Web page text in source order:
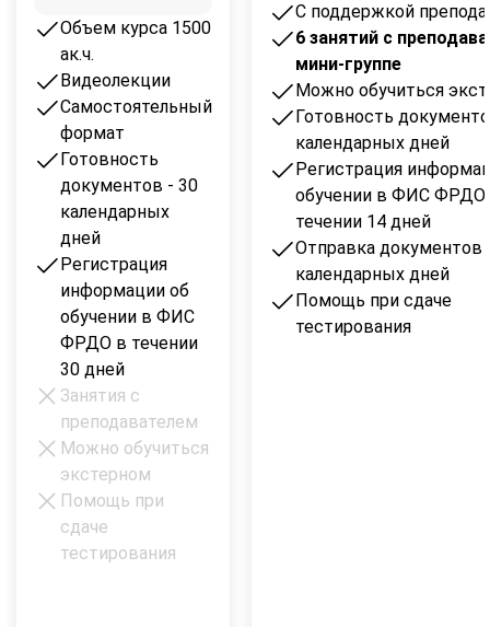
Объем курса 1500
ак.ч.
Видеолекции
Самостоятельный
формат
Готовность
документов - 30
календарных
дней
Регистрация
информации об
обучении в ФИС
ФРДО в течении
30 дней
Занятия с
преподавателем
Можно обучиться
экстерном
Помощь при
сдаче
тестирования
С поддержкой
6 занятий с
мини-группе
Можно обучиться
Готовность
календарных дней
Регистрация
обучении в ФИС ФРДО
течении 14 дней
Отправка документов
календарных дней
Помощь при сдаче
тестирования